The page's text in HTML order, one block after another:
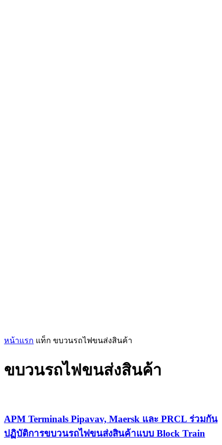
หน้าแรก แท็ก ขบวนรถไฟขนส่งสินค้า
ขบวนรถไฟขนส่งสินค้า
APM Terminals Pipavav, Maersk และ PRCL ร่วมกัน
ปฏิบัติการขบวนรถไฟขนส่งสินค้าแบบ Block Train